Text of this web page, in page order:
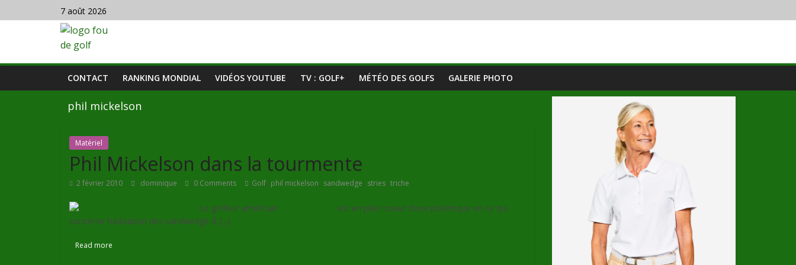
7 août 2026
CONTACT RANKING MONDIAL VIDÉOS YOUTUBE TV : GOLF+ MÉTÉO DES GOLFS GALERIE PHOTO
phil mickelson
Matériel
Phil Mickelson dans la tourmente
2 février 2010 dominique 0 Comments Golf, phil mickelson, sandwedge, stries, triche
Le golfeur américain
est en plein coeur d’une polémique en ce qui
concerne l’utilisation des sandwedge d’ [...]
Read more